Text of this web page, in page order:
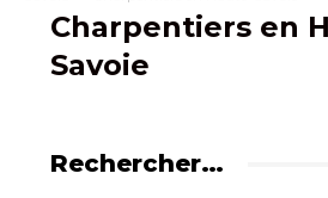
Charpentiers en
Savoie
Rechercher…